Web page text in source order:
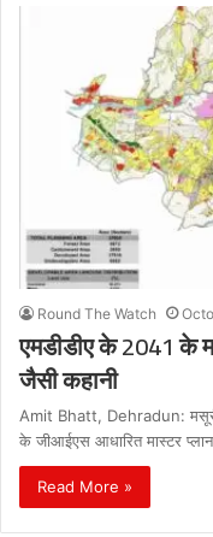
Round The Watch
एमडीडीए के 2041 के
जैसी कहानी
Amit Bhatt, Dehradun: मसूरी
के जीआईएस आधारित मास्टर
Read More »